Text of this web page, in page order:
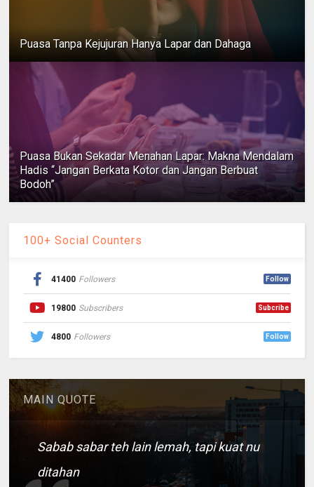
Puasa Tanpa Kejujuran Hanya Lapar dan Dahaga
Puasa Bukan Sekadar Menahan Lapar: Makna Mendalam
Hadis “Jangan Berkata Kotor dan Jangan Berbuat
Bodoh”
100+ Social Counters
41400 Followers Follow
19800 Subscribers Subcribe
4800 Followers Follow
MAIN QUOTE
Sabab sabar teh lain lemah, tapi kuat nu
ditahan